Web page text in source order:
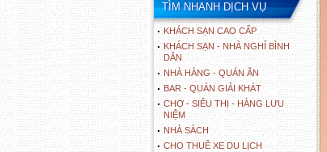
TÌM NHANH DỊCH VỤ
KHÁCH SẠN CAO CẤP
KHÁCH SẠN - NHÀ NGHỈ BÌNH
DÂN
NHÀ HÀNG - QUÁN ĂN
BAR - QUÁN GIẢI KHÁT
CHỢ - SIÊU THỊ - HÀNG LƯU
NIỆM
NHÀ SÁCH
CHO THUÊ XE DU LỊCH